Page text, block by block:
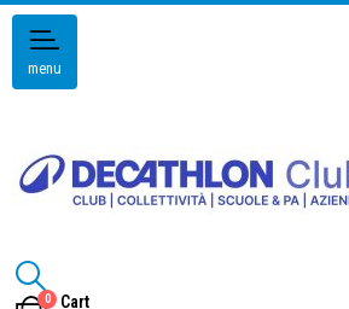
menu
0
Cart